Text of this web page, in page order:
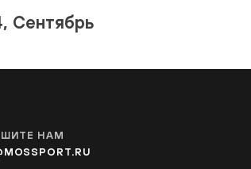
Сентябрь
НАМ